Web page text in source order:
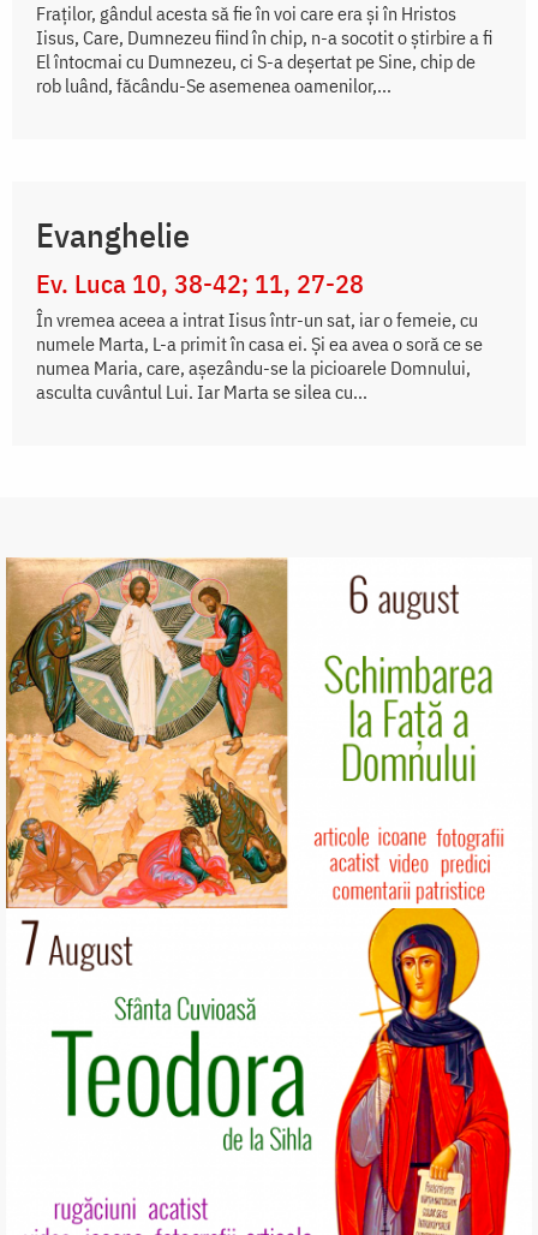
Fraților, gândul acesta să fie în voi care era și în Hristos
Iisus, Care, Dumnezeu fiind în chip, n-a socotit o știrbire a fi
El întocmai cu Dumnezeu, ci S-a deșertat pe Sine, chip de
rob luând, făcându-Se asemenea oamenilor,...
Evanghelie
Ev. Luca 10, 38-42; 11, 27-28
În vremea aceea a intrat Iisus într-un sat, iar o femeie, cu
numele Marta, L-a primit în casa ei. Și ea avea o soră ce se
numea Maria, care, așezându-se la picioarele Domnului,
asculta cuvântul Lui. Iar Marta se silea cu...